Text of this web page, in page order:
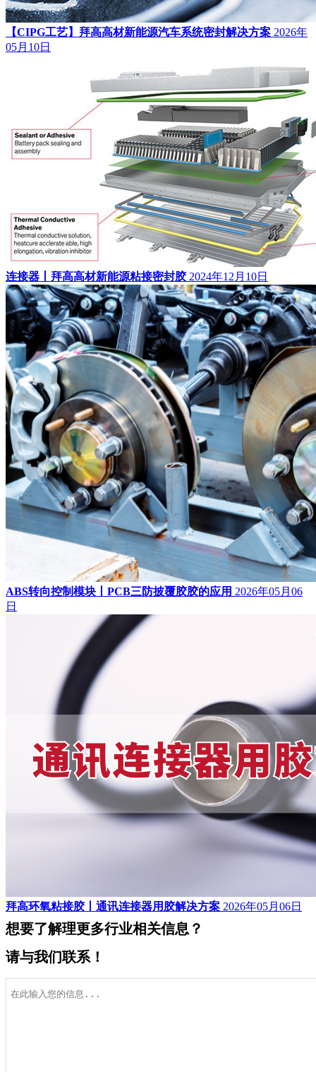
【CIPG工艺】拜高高材新能源汽车系统密封解决方案 2026年
05月10日
连接器丨拜高高材新能源粘接密封胶 2024年12月10日
ABS转向控制模块丨PCB三防披覆胶胶的应用 2026年05月06
日
拜高环氧粘接胶丨通讯连接器用胶解决方案 2026年05月06日
想要了解理更多行业相关信息？
请与我们联系！